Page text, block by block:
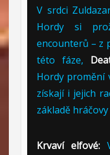
V srdci
Hordy si
encounterů – z
této fáze,
Hordy promění
získají i jejich
základě hráčovy
Krvaví elfové: